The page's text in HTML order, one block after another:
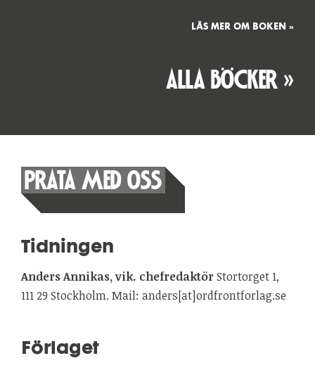
LÄS MER OM BOKEN »
ALLA BÖCKER »
PRATA MED OSS
Tidningen
Anders Annikas, vik. chefredaktörStortorget 1,
111 29 Stockholm. Mail: anders[at]ordfrontforlag.se
Förlaget